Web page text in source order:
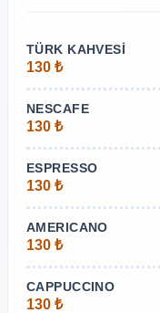
TÜRK KAHVESİ
130 ₺
NESCAFE
130 ₺
ESPRESSO
130 ₺
AMERICANO
130 ₺
CAPPUCCINO
130 ₺